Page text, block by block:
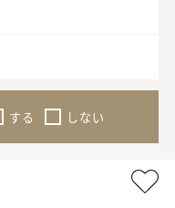
する しない